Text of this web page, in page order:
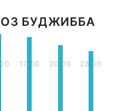
БУДЖИББА
17:00 20:00 23:00